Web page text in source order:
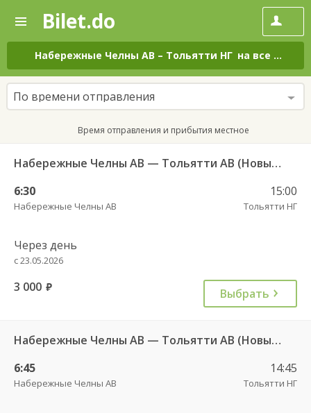
—
Поиск
и
покупка
билетов
на
автобус
онлайн
Bilet.do
Набережные Челны АВ – Тольятти НГ на все дни
По времени отправления
Время отправления и прибытия местное
Набережные Челны АВ — Тольятти АВ (Новый город) 10722
6:30
Набережные Челны АВ
15:00
Тольятти НГ
Через день
с 23.05.2026
3 000 руб. Выбрать
Набережные Челны АВ — Тольятти АВ (Новый город) 601
6:45
Набережные Челны АВ
14:45
Тольятти НГ